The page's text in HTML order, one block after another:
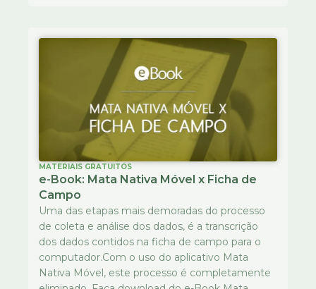
MATERIAIS GRATUITOS
e-Book: Mata Nativa Móvel x Ficha de
Campo
Uma das etapas mais demoradas do processo
de coleta e análise dos dados, é a transcrição
dos dados contidos na ficha de campo para o
computador.Com o uso do aplicativo Mata
Nativa Móvel, este processo é completamente